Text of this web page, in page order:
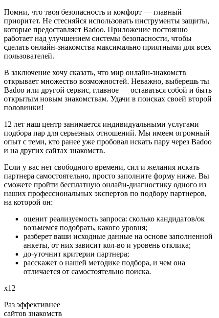
Помни, что твоя безопасность и комфорт — главный
приоритет. Не стесняйся использовать инструменты защиты,
которые предоставляет Badoo. Приложение постоянно
работает над улучшением системы безопасности, чтобы
сделать онлайн-знакомства максимально приятными для всех
пользователей.
В заключение хочу сказать, что мир онлайн-знакомств
открывает множество возможностей. Неважно, выберешь ты
Badoo или другой сервис, главное — оставаться собой и быть
открытым новым знакомствам. Удачи в поисках своей второй
половинки!
12 лет наш центр занимается индивидуальными услугами
подбора пар для серьезных отношений. Мы имеем огромный
опыт с теми, кто ранее уже пробовал искать пару через Badoo
и на других сайтах знакомств.
Если у вас нет свободного времени, сил и желания искать
партнера самостоятельно, просто заполните форму ниже. Вы
сможете пройти бесплатную онлайн-диагностику одного из
наших профессиональных экспертов по подбору партнеров,
на которой он:
оценит реализуемость запроса: сколько кандидатов/ок
возьмемся подобрать, какого уровня;
разберет ваши исходные данные на основе заполненной
анкеты, от них зависит кол-во и уровень отклика;
до-уточнит критерии партнера;
расскажет о нашей методике подбора, и чем она
отличается от самостоятельно поиска.
х12
Раз эффективнее
сайтов знакомств